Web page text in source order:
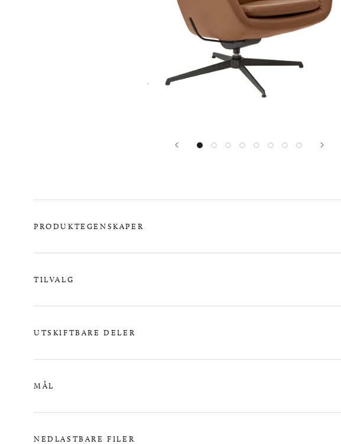
PRODUKTEGENSKAPER
TILVALG
UTSKIFTBARE DELER
MÅL
NEDLASTBARE FILER